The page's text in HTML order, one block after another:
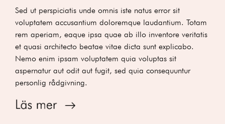
Sed ut perspiciatis unde omnis iste natus error sit
voluptatem accusantium doloremque laudantium. Totam
rem aperiam, eaque ipsa quae ab illo inventore veritatis
et quasi architecto beatae vitae dicta sunt explicabo.
Nemo enim ipsam voluptatem quia voluptas sit
aspernatur aut odit aut fugit, sed quia consequuntur
personlig rådgivning.